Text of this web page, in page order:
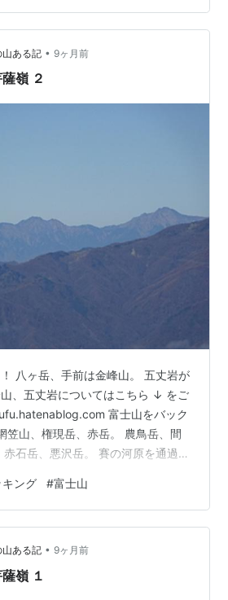
登山道からは雄大な富士山をはじ
の街並みなどを一望できます。ア
者でも無理なく歩けるため、人気
います。 唐松尾根、雲の中に見え
ある記 • 9ヶ月前
嶺 ２
八ヶ岳、手前は金峰山。 五丈岩が
、五丈岩についてはこちら ↓ をご
富士山をバック
笠山、権現岳、赤岳。 農鳥岳、間
赤石岳、悪沢岳。 賽の河原を通過。
に記念で建てられたようです。 雷
は最高です。 雷岩から少し進む
）です。残念ながら眺望はな
ります。 富士山に雲がかかってき
るのは大菩薩湖。…
キング #富士山
ある記 • 9ヶ月前
嶺 １